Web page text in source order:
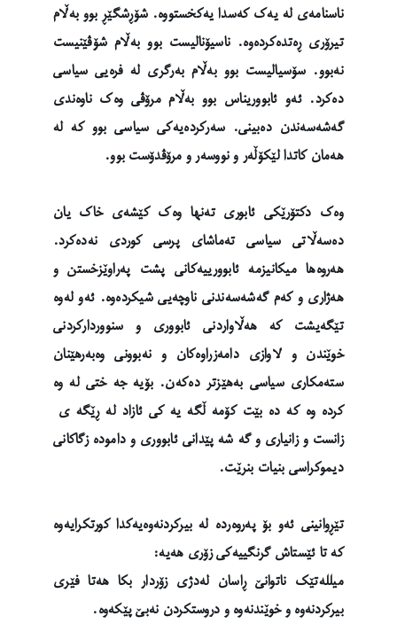
ناسنامەی لە یەک کەسدا یەکخستووە. شۆڕشگێڕ بوو بەڵام
تیرۆری ڕەتدەکردەوە. ناسیۆنالیست بوو بەڵام شۆڤێنیست
نەبوو. سۆسیالیست بوو بەڵام بەرگری لە فرەیی سیاسی
دەکرد. ئەو ئابووریناس بوو بەڵام مرۆڤی وەک ناوەندی
گەشەسەندن دەبینی. سەرکردەیەکی سیاسی بوو کە لە
هەمان کاتدا لێکۆڵەر و نووسەر و مرۆڤدۆست بوو.
وەک دکتۆرێکی ئابوری تەنها وەک کێشەی خاک یان
دەسەڵاتی سیاسی تەماشای پرسی کوردی نەدەکرد.
هەروەها میکانیزمە ئابوورییەکانی پشت پەراوێزخستن و
هەژاری و کەم گەشەسەندنی ناوچەیی شیکردەوە. ئەو لەوە
تێگەیشت کە هەڵاواردنی ئابووری و سنووردارکردنی
خوێندن و لاوازی دامەزراوەکان و نەبوونی وەبەرهێنان
ستەمکاری سیاسی بەهێزتر دەکەن. بۆیه جه ختی له وه
کرده وه که ده بێت کۆمه ڵگه یه کی ئازاد له ڕێگه ی
زانست و زانیاری و گه شه پێدانی ئابووری و داموده زگاکانی
دیموکراسی بنیات بنرێت.
تێڕوانینی ئەو بۆ پەروەردە لە بیرکردنەوەیەکدا کورتکرایەوە
کە تا ئێستاش گرنگییەکی زۆری هەیە:
میللەتێک ناتوانێ ڕاسان ‌لەدژی‌ زۆردار بکا هەتا فێری
بیرکردنەوە و خوێندنەوە و دروستکردن نەبێ پێکەوە.